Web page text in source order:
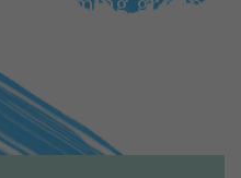
group
nrw